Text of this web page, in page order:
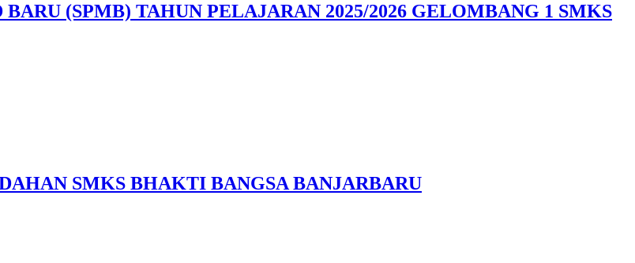
(SPMB) TAHUN PELAJARAN 2025/2026 GELOMBANG 1 SMKS
SMKS BHAKTI BANGSA BANJARBARU